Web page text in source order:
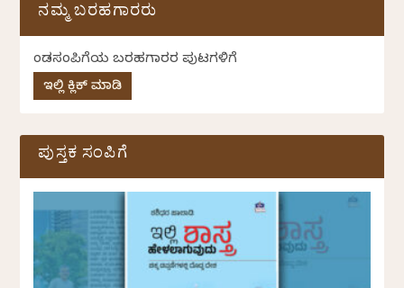
ನಮ್ಮ ಬರಹಗಾರರು
ಕೆಂಡಸಂಪಿಗೆಯ ಬರಹಗಾರರ ಪುಟಗಳಿಗೆ
ಇಲ್ಲಿ ಕ್ಲಿಕ್ ಮಾಡಿ
ಪುಸ್ತಕ ಸಂಪಿಗೆ